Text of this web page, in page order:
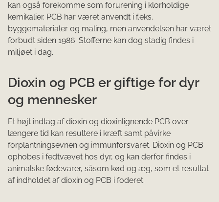
kan også forekomme som forurening i klorholdige
kemikalier. PCB har været anvendt i f.eks.
byggematerialer og maling, men anvendelsen har været
forbudt siden 1986. Stofferne kan dog stadig findes i
miljøet i dag.
Dioxin og PCB er giftige for dyr
og mennesker
Et højt indtag af dioxin og dioxinlignende PCB over
længere tid kan resultere i kræft samt påvirke
forplantningsevnen og immunforsvaret. Dioxin og PCB
ophobes i fedtvævet hos dyr, og kan derfor findes i
animalske fødevarer, såsom kød og æg, som et resultat
af indholdet af dioxin og PCB i foderet.